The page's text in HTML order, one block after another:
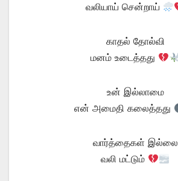
வலியாய் சென்றாய்
காதல் தோல்வி
மனம் உடைத்தது
உன் இல்லாமை
என் அமைதி கலைத்தது
வார்த்தைகள் இல்லை
வலி மட்டும்